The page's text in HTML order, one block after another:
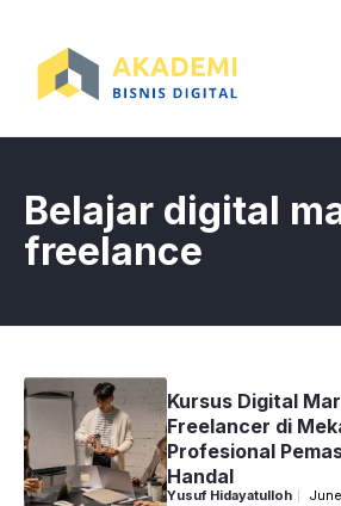
content
Belajar digital
freelance
Kursus Digital
Freelancer di
Profesional
Handal
Yusuf Hidayatulloh